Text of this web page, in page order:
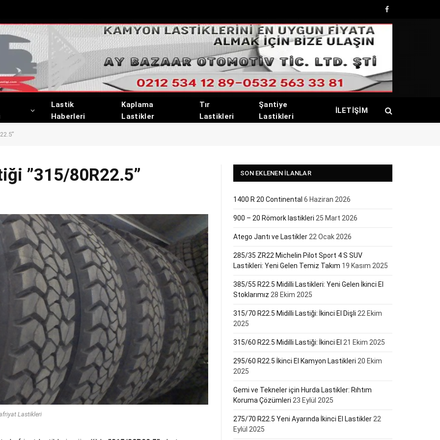
Facebook
Lastik
Haberleri
Kaplama
Lastikler
Tır
Lastikleri
Şantiye
Lastikleri
İLETİŞİM
”315/80R22.5”
Lastikleri
SON EKLENEN İLANLAR
1400 R 20 Continental 6 Haziran 2026
900 – 20 Römork lastikleri 25 Mart 2026
Atego Jantı ve Lastikler 22 Ocak 2026
285/35 ZR22 Michelin Pilot Sport 4 S SUV
Lastikleri: Yeni Gelen Temiz Takım 19 Kasım 2025
385/55 R22.5 Midilli Lastikleri: Yeni Gelen İkinci El
Stoklarımız 28 Ekim 2025
315/70 R22.5 Midilli Lastiği: İkinci El Dişli 22 Ekim
2025
315/60 R22.5 Midilli Lastiği: İkinci El 21 Ekim 2025
295/60 R22.5 İkinci El Kamyon Lastikleri 20 Ekim
2025
Gemi ve Tekneler için Hurda Lastikler: Rıhtım
Koruma Çözümleri 23 Eylül 2025
275/70 R22.5 Yeni Ayarında İkinci El Lastikler 22
Eylül 2025